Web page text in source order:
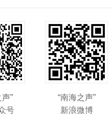
”
号
“南海之声”
新浪微博